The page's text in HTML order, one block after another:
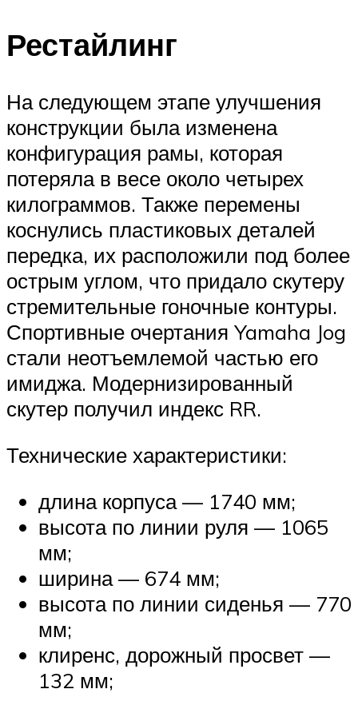
Рестайлинг
На следующем этапе улучшения
конструкции была изменена
конфигурация рамы, которая
потеряла в весе около четырех
килограммов. Также перемены
коснулись пластиковых деталей
передка, их расположили под более
острым углом, что придало скутеру
стремительные гоночные контуры.
Спортивные очертания Yamaha Jog
стали неотъемлемой частью его
имиджа. Модернизированный
скутер получил индекс RR.
Технические характеристики:
длина корпуса — 1740 мм;
высота по линии руля — 1065
мм;
ширина — 674 мм;
высота по линии сиденья — 770
мм;
клиренс, дорожный просвет —
132 мм;